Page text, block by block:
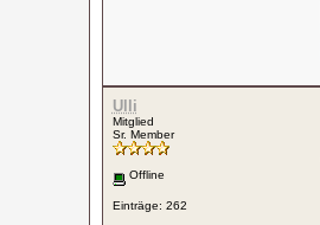
Ulli
Mitglied
Sr. Member
Offline
Einträge: 262